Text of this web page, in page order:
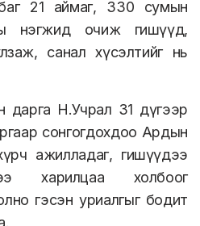
21 аймаг, 330 сумын
нэгжид очиж гишүүд,
санал хүсэлтийг нь
Н.Учрал 31 дүгээр
сонгогдохдоо Ардын
ажилладаг, гишүүдээ
харилцаа холбоог
гэсэн уриалгыг бодит